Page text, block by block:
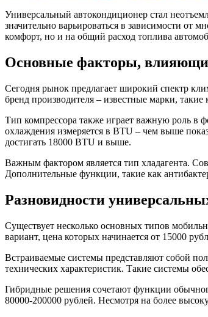
Универсальный автокондиционер стал
значительно варьироваться в зависимости от
комфорт, но и на общий расход топлива
Основные факторы,
Сегодня рынок предлагает широкий спектр
бренд производителя – известные марки,
Тип компрессора также играет важную роль
охлаждения измеряется в BTU – чем выше
достигать 18000 BTU и выше.
Важным фактором является тип хладагента.
Дополнительные функции, такие как
Разновидности
Существует несколько основных типов
вариант, цена которых начинается от 15000
Встраиваемые системы представляют собой
технических характеристик. Такие системы
Гибридные решения сочетают функции
80000-200000 рублей. Несмотря на более